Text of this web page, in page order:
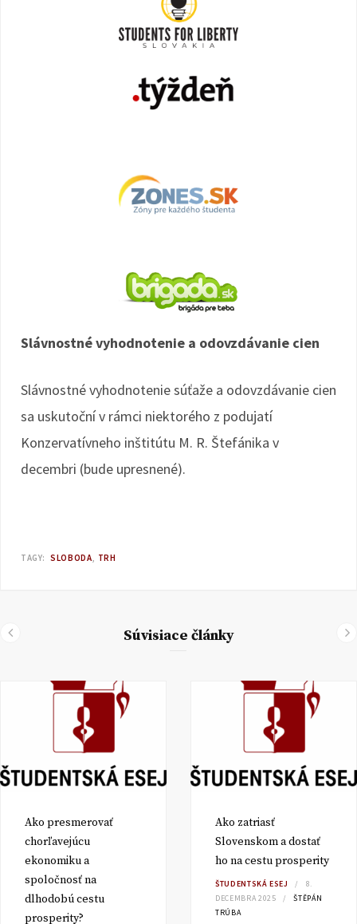
Slávnostné vyhodnotenie a odovzdávanie cien
Slávnostné vyhodnotenie súťaže a odovzdávanie cien
sa uskutoční v rámci niektorého z podujatí
Konzervatívneho inštitútu M. R. Štefánika v
decembri (bude upresnené).
TAGY: SLOBODA TRH
Súvisiace články
Ako presmerovať
chorľavejúcu
ekonomiku a
spoločnosť na
dlhodobú cestu
prosperity?
Ako zatriasť
Slovenskom a dostať
ho na cestu prosperity
ŠTUDENTSKÁ ESEJ
8.
DECEMBRA 2025
ŠTĚPÁN
TRÚBA